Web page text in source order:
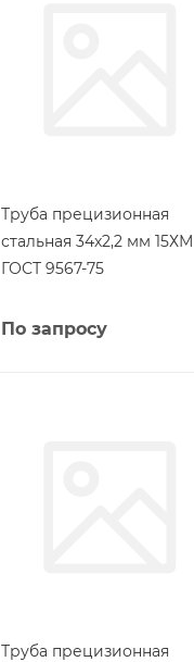
Труба прецизионная
стальная 34х2,2 мм 15ХМ
ГОСТ 9567-75
По запросу
Труба прецизионная